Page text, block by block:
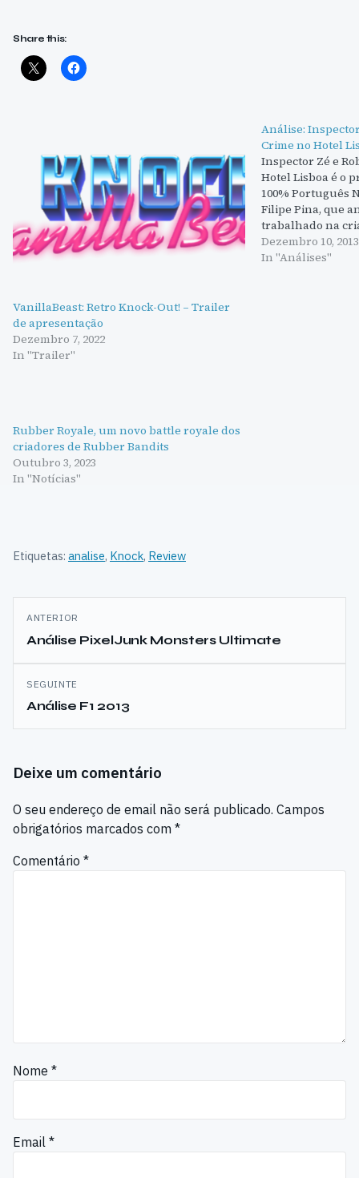
Share this:
VanillaBeast: Retro Knock-Out! – Trailer
de apresentação
Dezembro 7, 2022
In "Trailer"
Análise:
Crime no Hotel
Inspector Zé e
Hotel Lisboa é o
100% Português
Filipe Pina, que
trabalhado na
Shop e o mais
por Diogo Stuart
Dezembro 10, 2013
In "Análises"
Rubber Royale, um novo battle royale dos
criadores de Rubber Bandits
Outubro 3, 2023
In "Notícias"
Etiquetas: analise, Knock, Review
Navegação
de
artigos
ANTERIOR
Análise PixelJunk Monsters Ultimate
SEGUINTE
Análise F1 2013
Deixe um comentário
O seu endereço de email não será publicado. Campos
obrigatórios marcados com *
Comentário *
Nome *
Email *